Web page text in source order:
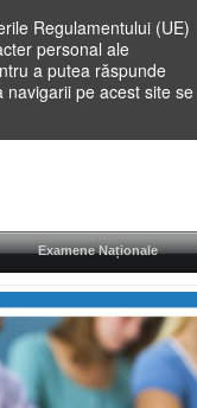
Regulamentului (UE)
personal ale
a putea răspunde
navigarii pe acest site se
Examene Naționale